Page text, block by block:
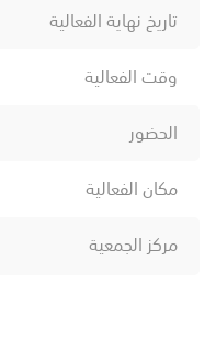
تاريخ نهاية الفعالية
وقت الفعالية
الحضور
مكان الفعالية
مركز الجمعية